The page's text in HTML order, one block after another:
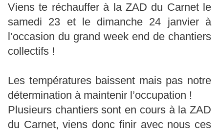
Viens te réchauffer à la ZAD du Carnet le
samedi 23 et le dimanche 24 janvier à
l’occasion du grand week end de chantiers
collectifs !
Les températures baissent mais pas notre
détermination à maintenir l’occupation !
Plusieurs chantiers sont en cours à la ZAD
du Carnet, viens donc finir avec nous ces